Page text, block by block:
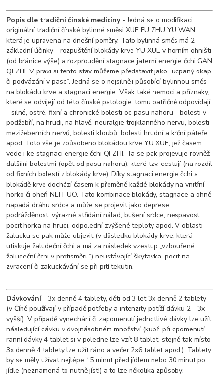
Popis dle tradiční čínské medicíny- Jedná se o modifikaci
originální tradiční čínské bylinné směsi XUE FU ZHU YU WAN,
která je upravena na dnešní poměry. Tato bylinná směs má 2
základní účinky - rozpuštění blokády krve YU XUE v horním ohništi
(od bránice výše) a rozproudění stagnace jaterní energie čchi GAN
QI ZHI. V praxi si tento stav můžeme představit jako „ucpaný okap
či podvázání v pase“. Jedná se o nejsilněji působící bylinnou směs
na blokádu krve a stagnaci energie. Však také nemoci a příznaky,
které se odvíjejí od této čínské patologie, tomu patřičně odpovídají
- silné, ostré, fixní a chronické bolesti od pasu nahoru - bolesti v
podžebří, na hrudi, na hlavě, neuralgie trojklanného nervu, bolesti
mezižeberních nervů, bolesti kloubů, bolesti hrudní a krční páteře
apod. Toto vše je způsobeno blokádou krve YU XUE, jež časem
vede i ke stagnaci energie čchi QI ZHI. Ta se pak projevuje rovněž
dalšími bolestmi (opět od pasu nahoru), které tzv. cestují (na rozdíl
od fixních bolestí z blokády krve). Díky stagnaci energie čchi a
blokádě krve dochází časem k přeměně každé blokády na vnitřní
horko či oheň NEI HUO. Tato kombinace blokády, stagnace a ohně
napadá dráhu srdce a může se projevit jako deprese,
podrážděnost, výrazné střídání nálad, bušení srdce, nespavost,
pocit horka na hrudi, odpolední zvýšené teploty apod. V oblasti
žaludku se pak může objevit (v důsledku blokády krve, která
utiskuje žaludeční čchi a má za následek vzestup „vzbouřené
žaludeční čchi v protisměru“) neustávající škytavka, pocit na
zvracení či zakuckávání se při pití tekutin.
Dávkování- 3x denně 4 tablety, děti od 3 let 3x denně 2 tablety
(v Číně používají v případě potřeby a intenzity potíží dávku 2 - 3x
vyšší). V případě vynechání či zapomenutí jednotlivé dávky lze užít
následující dávku v dvojnásobném množství (kupř. při opomenutí
ranní dávky 4 tablet si v poledne lze vzít 8 tablet, stejně tak místo
3x denně 4 tablety lze užít ráno a večer 2x6 tablet apod.). Tablety
by se měly užívat nejlépe 15 minut před jídlem nebo 30 minut po
jídle (neznamená to nutně jíst!) a to lze několika způsoby: